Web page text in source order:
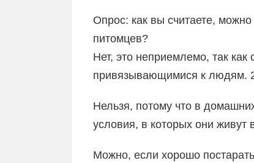
Опрос: как вы считаете,
питомцев?
Нет, это неприемлемо, так
привязывающимися к людям.
Нельзя, потому что в
условия, в которых они живут
Можно, если хорошо